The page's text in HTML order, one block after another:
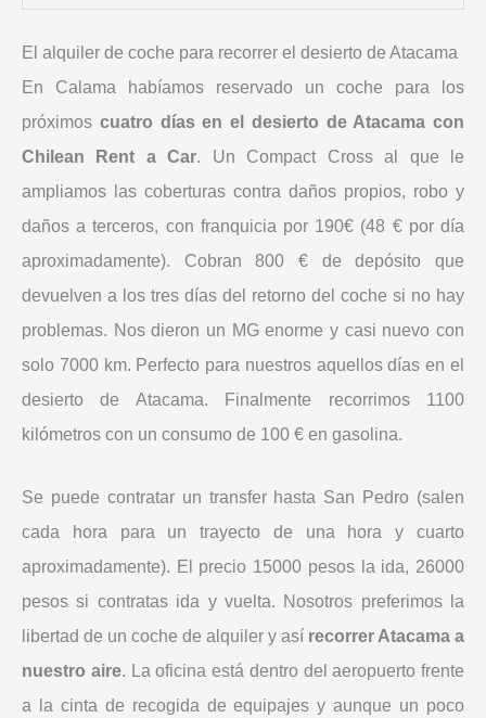
El alquiler de coche para recorrer el desierto de Atacama
En Calama habíamos reservado un coche para los
próximos cuatro días en el desierto de Atacama con
Chilean Rent a Car. Un Compact Cross al que le
ampliamos las coberturas contra daños propios, robo y
daños a terceros, con franquicia por 190€ (48 € por día
aproximadamente). Cobran 800 € de depósito que
devuelven a los tres días del retorno del coche si no hay
problemas. Nos dieron un MG enorme y casi nuevo con
solo 7000 km. Perfecto para nuestros aquellos días en el
desierto de Atacama. Finalmente recorrimos 1100
kilómetros con un consumo de 100 € en gasolina.
Se puede contratar un transfer hasta San Pedro (salen
cada hora para un trayecto de una hora y cuarto
aproximadamente). El precio 15000 pesos la ida, 26000
pesos si contratas ida y vuelta. Nosotros preferimos la
libertad de un coche de alquiler y así recorrer Atacama a
nuestro aire. La oficina está dentro del aeropuerto frente
a la cinta de recogida de equipajes y aunque un poco